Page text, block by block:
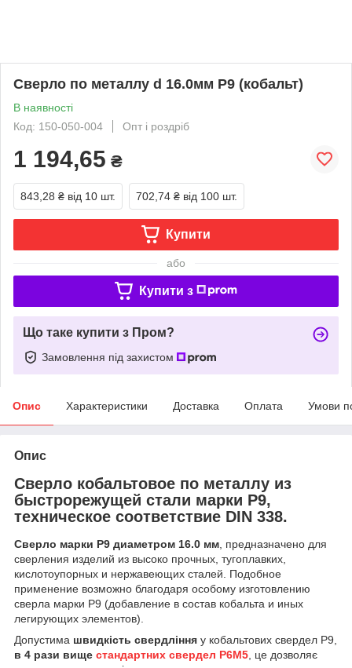
Сверло по металлу d 16.0мм Р9 (кобальт)
В наявності
Код: 150-050-004
Опт і роздріб
1 194,65 ₴
843,28 ₴ від 10 шт. 702,74 ₴ від 100 шт.
Купити
або
Купити з
Що таке купити з Пром?
Замовлення під захистом
Опис Характеристики Доставка Оплата Умови
Опис
Сверло кобальтовое по металлу из
быстрорежущей стали марки Р9,
техническое соответствие DIN 338.
Сверло марки Р9 диаметром 16.0 мм, предназначено для
сверления изделий из высоко прочных, тугоплавких,
кислотоупорных и нержавеющих сталей. Подобное
применение возможно благодаря особому изготовлению
сверла марки Р9 (добавление в состав кобальта и иных
легирующих элементов).
Допустима швидкість свердління у кобальтових свердел Р9,
в 4 рази вище стандартних свердел Р6М5, це дозволяє